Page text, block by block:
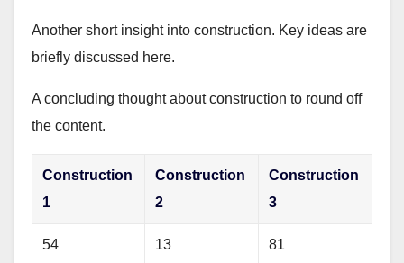
Another short insight into construction. Key ideas are
briefly discussed here.
A concluding thought about construction to round off
the content.
Construction
1
Construction
2
Construction
3
54 13 81